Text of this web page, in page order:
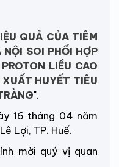
QUẢ CỦA TIÊM
SOI PHỐI HỢP
LIỀU CAO
HUYẾT TIÊU
".
16 tháng 04 năm
Lợi, TP. Huế.
mời quý vị quan